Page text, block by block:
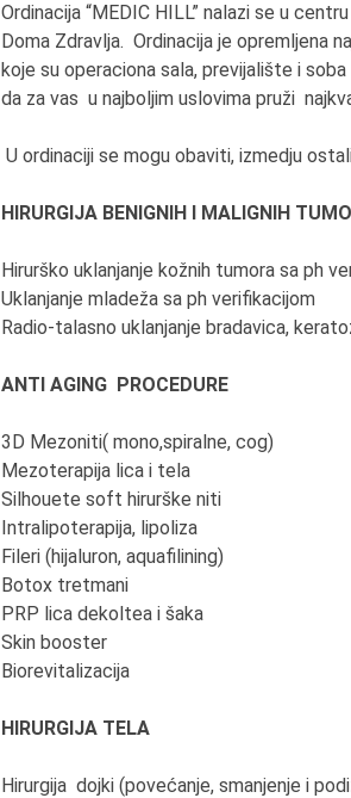
Ordinacija “MEDIC HILL” nalazi se u
Doma Zdravlja. Ordinacija je opremljena
koje su operaciona sala, previjalište i
da za vas u najboljim uslovima pruži
U ordinaciji se mogu obaviti, izmedju
HIRURGIJA BENIGNIH I MALIGNIH
Hirurško uklanjanje kožnih tumora sa ph
Uklanjanje mladeža sa ph verifikacijom
Radio-talasno uklanjanje bradavica,
ANTI AGING PROCEDURE
3D Mezoniti( mono,spiralne, cog)
Mezoterapija lica i tela
Silhouete soft hirurške niti
Intralipoterapija, lipoliza
Fileri (hijaluron, aquafilining)
Botox tretmani
PRP lica dekoltea i šaka
Skin booster
Biorevitalizacija
HIRURGIJA TELA
Hirurgija dojki (povećanje, smanjenje i